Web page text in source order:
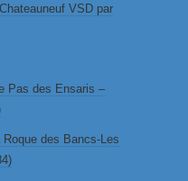
VSD par
Pas des Ensaris –
Roque des Bancs-Les